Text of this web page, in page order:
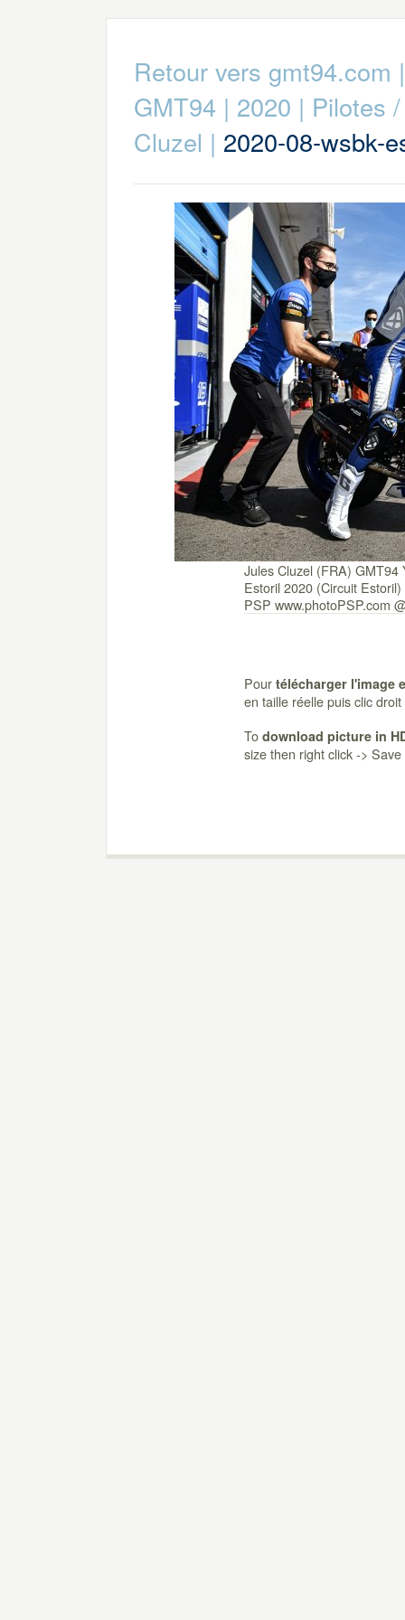
Retour vers gmt94.com
GMT94 | 2020 | Pilotes
Cluzel | 2020-08-wsbk-
Jules Cluzel (FRA)
Estoril 2020 (Circuit
PSP www.photoPSP.com
Pour télécharger l'image
en taille réelle puis clic
To download picture in
size then right click ->